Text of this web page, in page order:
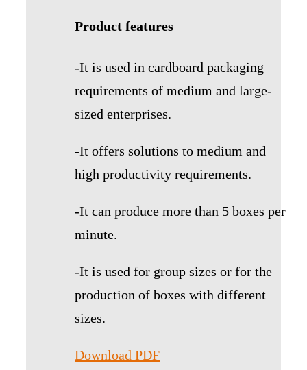
Product features
-It is used in cardboard packaging
requirements of medium and large-
sized enterprises.
-It offers solutions to medium and
high productivity requirements.
-It can produce more than 5 boxes per
minute.
-It is used for group sizes or for the
production of boxes with different
sizes.
Download PDF